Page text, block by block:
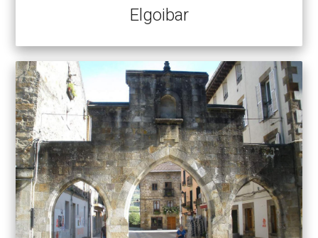
Elgoibar